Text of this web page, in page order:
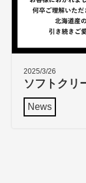
2025/3/26
ソフトクリ
News